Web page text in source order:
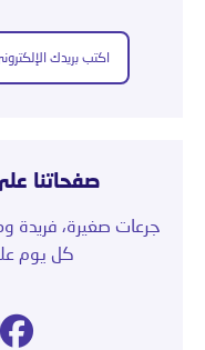
صفحاتنا
جرعات صغيرة، فريدة
كل يوم